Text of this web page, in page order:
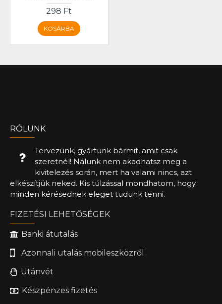
298 Ft
KOSÁRBA
RÓLUNK
Tervezünk, gyártunk bármit, amit csak
szeretnél! Nálunk nem akadhatsz meg a
kivitelezés során, mert ha valami nincs, azt
elkészítjük neked. Kis túlzással mondhatom, hogy
minden kérésednek eleget tudunk tenni.
FIZETÉSI LEHETŐSÉGEK
Banki átutalás
Azonnali utalás mobileszközről
Utánvét
Készpénzes fizetés